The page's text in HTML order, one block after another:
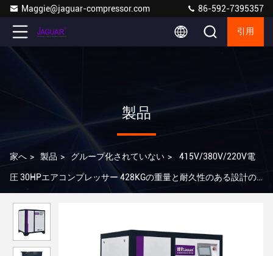
Maggie@jaguar-compressor.com 86-592-7395357
引用
製品
家へ > 製品 > グループ化されていない > 415V/380V/220V電
圧 30HPエアコンプレッサー 428KGの重量と耐久性のある設計の